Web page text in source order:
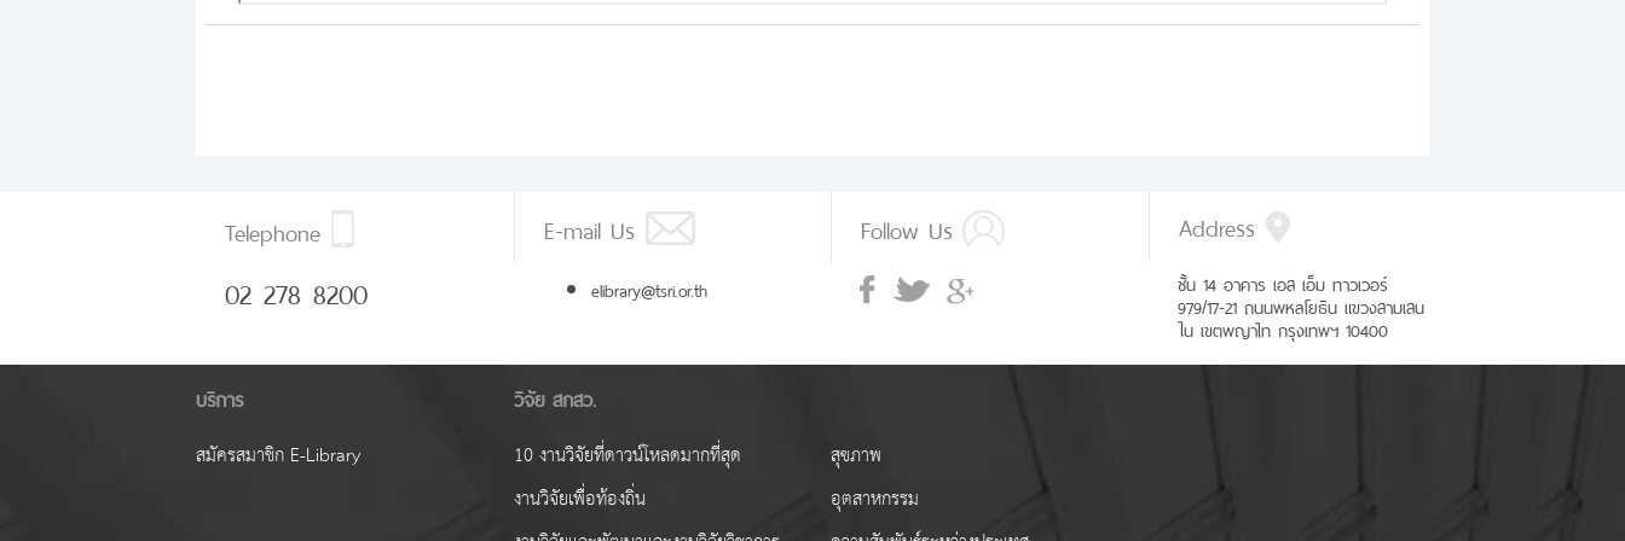
Telephone
02 278 8200
E-mail Us
elibrary@tsri.or.th
Follow Us Address
ชั้น 14 อาคาร เอส เอ็ม ทาวเวอร์
979/17-21 ถนนพหลโยธิน แขวงสามเสน
ใน เขตพญาไท กรุงเทพฯ 10400
บริการ
สมัครสมาชิก E-Library
วิจัย สกสว.
10 งานวิจัยที่ดาวน์โหลดมากที่สุด
งานวิจัยเพื่อท้องถิ่น
สุขภาพ
อุตสาหกรรม